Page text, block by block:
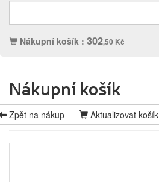
Nákupní košík : 302,50 Kč
pro laserové
tiskárny
pro
jehličkové
Nákupní košík
Zpět na nákup Aktualizovat košík